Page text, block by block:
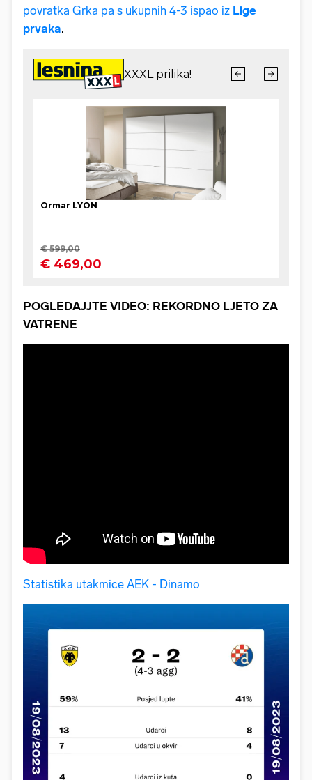
povratka Grka pa s ukupnih 4-3 ispao iz Lige
prvaka.
POGLEDAJJTE VIDEO: REKORDNO LJETO ZA
VATRENE
Statistika utakmice AEK - Dinamo